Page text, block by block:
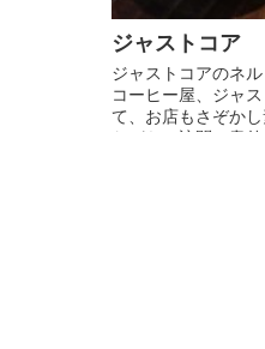
ジャストコア
ジャストコアのネ
コーヒー屋、ジャ
て、お店もさぞか
ながらの訪問。意